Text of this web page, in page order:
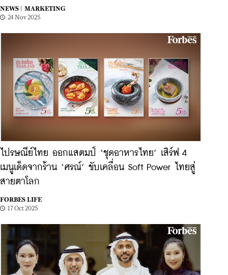
NEWS |
MARKETING
24 Nov 2025
ไปรษณีย์ไทย ออกแสตมป์ ‘ชุดอาหารไทย’ เสิร์ฟ 4
เมนูเด็ดจากร้าน ‘ศรณ์’ ขับเคลื่อน Soft Power ไทยสู่
สายตาโลก
FORBES LIFE
17 Oct 2025